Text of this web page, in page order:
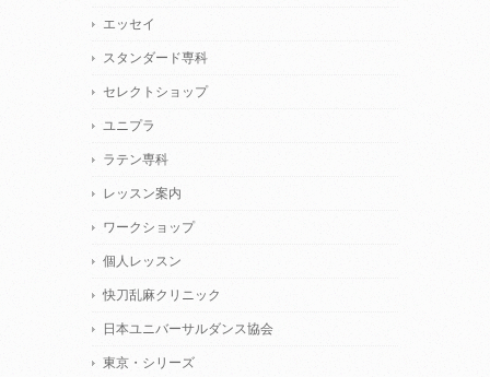
エッセイ
スタンダード専科
セレクトショップ
ユニプラ
ラテン専科
レッスン案内
ワークショップ
個人レッスン
快刀乱麻クリニック
日本ユニバーサルダンス協会
東京・シリーズ